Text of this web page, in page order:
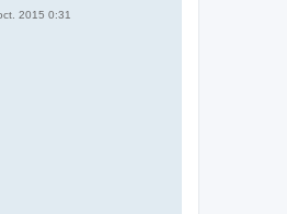
2015 0:31